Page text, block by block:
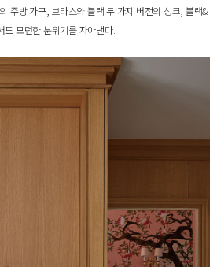
주방 가구, 브라스와 블랙 두 가지 버전의 싱크, 블랙&
모던한 분위기를 자아낸다.